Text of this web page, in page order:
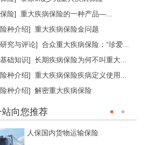
险] 重大疾病保险的一种产品—...
种介绍] 重大疾病保险金问题
究与评论] 合众重大疾病保险：“珍爱...
础知识] 长期疾病保险为何不叫重大...
种介绍] 重大疾病保险疾病定义使用...
种介绍] 解密重大疾病保险
站向您推荐
色： PICC实力品牌,专业风险保障,专业服务团队
君安行交通意外险
交
人保国内货物运输保险